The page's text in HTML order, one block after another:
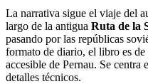
La narrativa sigue el viaje del
largo de la antigua Ruta de la
pasando por las repúblicas
formato de diario, el libro es
accesible de Pernau. Se centra
detalles técnicos.